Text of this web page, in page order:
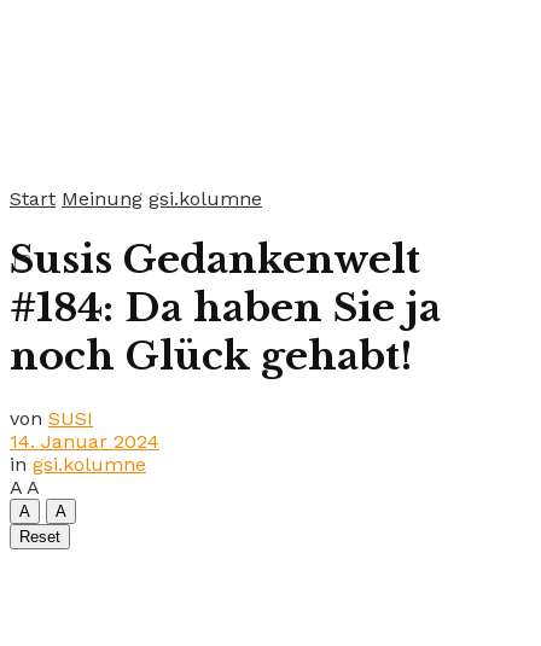
Start Meinung gsi.kolumne
Susis Gedankenwelt
#184: Da haben Sie ja
noch Glück gehabt!
von SUSI
14. Januar 2024
in gsi.kolumne
A A
A
A
Reset